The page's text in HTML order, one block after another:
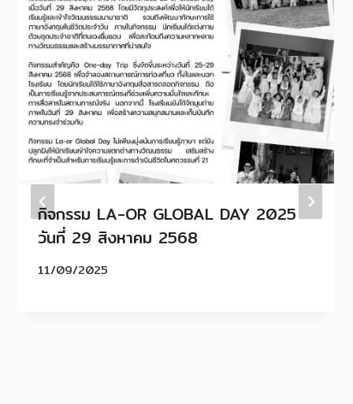
กิจกรรม LA-OR GLOBAL DAY 2025
วันที่ 29 สิงหาคม 2568
11/09/2025